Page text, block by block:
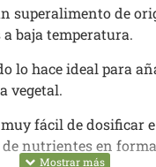
superalimento de
baja temperatura.
lo hace ideal para
vegetal.
fácil de dosificar
nutrientes en